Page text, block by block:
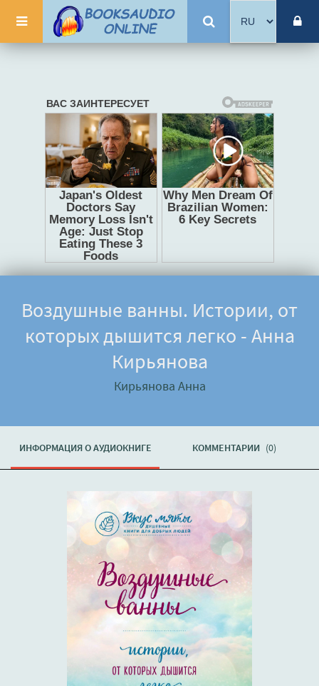
Воздушные ванны. Истории, от
которых дышится легко - Анна
Кирьянова
Кирьянова Анна
ИНФОРМАЦИЯ О АУДИОКНИГЕ КОММЕНТАРИИ (0)